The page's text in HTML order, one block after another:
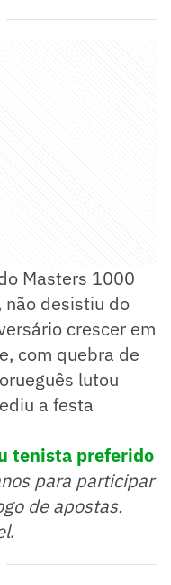
Masters 1000
não desistiu do
crescer em
com quebra de
lutou
a festa
tenista preferido
para participar
de apostas.
.